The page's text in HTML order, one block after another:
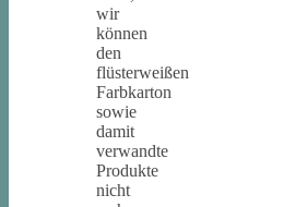
wir
können
den
flüsterweißen
Farbkarton
sowie
damit
verwandte
Produkte
nicht